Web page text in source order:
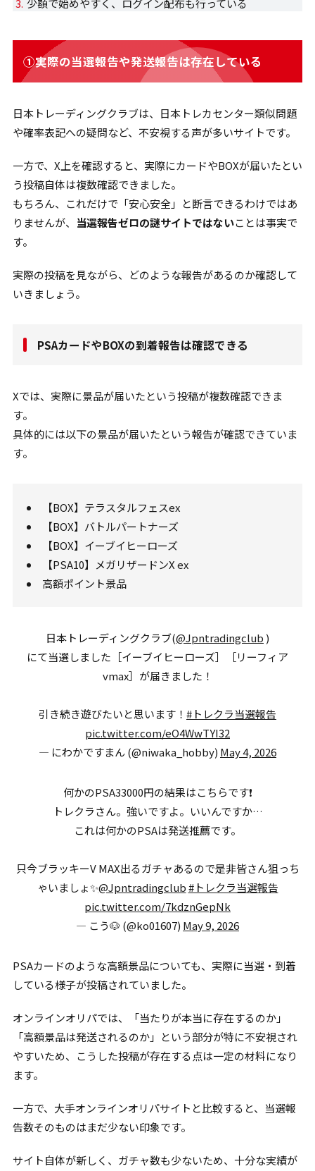
少額で始めやすく、ログイン配布も行っている
①実際の当選報告や発送報告は存在している
日本トレーディングクラブは、日本トレカセンター類似問題
や確率表記への疑問など、不安視する声が多いサイトです。
一方で、X上を確認すると、実際にカードやBOXが届いたとい
う投稿自体は複数確認できました。
もちろん、これだけで「安心安全」と断言できるわけではあ
りませんが、 当選報告ゼロの謎サイトではないことは事実で
す。
実際の投稿を見ながら、どのような報告があるのか確認して
いきましょう。
PSAカードやBOXの到着報告は確認できる
Xでは、実際に景品が届いたという投稿が複数確認できま
す。
具体的には以下の景品が届いたという報告が確認できていま
す。
【BOX】テラスタルフェスex
【BOX】バトルパートナーズ
【BOX】イーブイヒーローズ
【PSA10】メガリザードンX ex
高額ポイント景品
日本トレーディングクラブ(@Jpntradingclub )
にて当選しました［イーブイヒーローズ］［リーフィア
vmax］が届きました！
引き続き遊びたいと思います！ #トレクラ当選報告
pic.twitter.com/eO4WwTYI32
— にわかですまん (@niwaka_hobby) May 4, 2026
何かのPSA33000円の結果はこちらです❗️
トレクラさん。強いですよ。いいんですか…
これは何かのPSAは発送推薦です。
只今ブラッキーV MAX出るガチャあるので是非皆さん狙っち
ゃいましょ✨@Jpntradingclub#トレクラ当選報告
pic.twitter.com/7kdznGepNk
— こう🐶 (@ko01607) May 9, 2026
PSAカードのような高額景品についても、実際に当選・到着
している様子が投稿されていました。
オンラインオリパでは、「当たりが本当に存在するのか」
「高額景品は発送されるのか」という部分が特に不安視され
やすいため、こうした投稿が存在する点は一定の材料になり
ます。
一方で、大手オンラインオリパサイトと比較すると、当選報
告数そのものはまだ少ない印象です。
サイト自体が新しく、ガチャ数も少ないため、十分な実績が